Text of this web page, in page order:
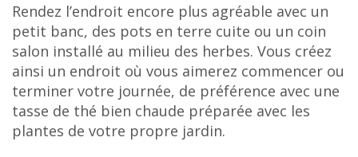
Rendez l’endroit encore plus agréable avec un
petit banc, des pots en terre cuite ou un coin
salon installé au milieu des herbes. Vous créez
ainsi un endroit où vous aimerez commencer ou
terminer votre journée, de préférence avec une
tasse de thé bien chaude préparée avec les
plantes de votre propre jardin.